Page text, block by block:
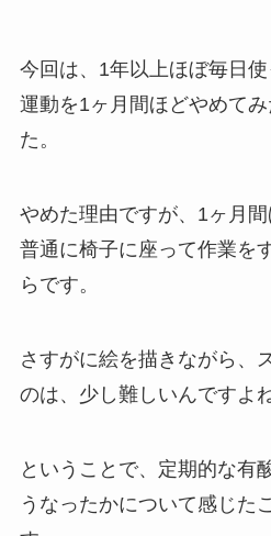
今回は、1年以上ほぼ毎日
運動を1ヶ月間ほどやめて
た。
やめた理由ですが、1ヶ月
普通に椅子に座って作業を
らです。
さすがに絵を描きながら、
のは、少し難しいんですよね
ということで、定期的な有
うなったかについて感じた